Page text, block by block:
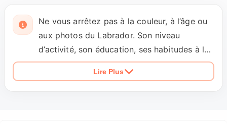
Ne vous arrêtez pas à la couleur, à l’âge ou
aux photos du Labrador. Son niveau
d’activité, son éducation, ses habitudes à la
maison et ses relations avec les enfants ou
les autres animaux sont essentiels pour
Lire Plus